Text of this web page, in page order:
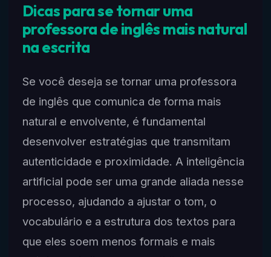
Dicas para se tornar uma
professora de inglês mais natural
na escrita
Se você deseja se tornar uma professora
de inglês que comunica de forma mais
natural e envolvente, é fundamental
desenvolver estratégias que transmitam
autenticidade e proximidade. A inteligência
artificial pode ser uma grande aliada nesse
processo, ajudando a ajustar o tom, o
vocabulário e a estrutura dos textos para
que eles soem menos formais e mais